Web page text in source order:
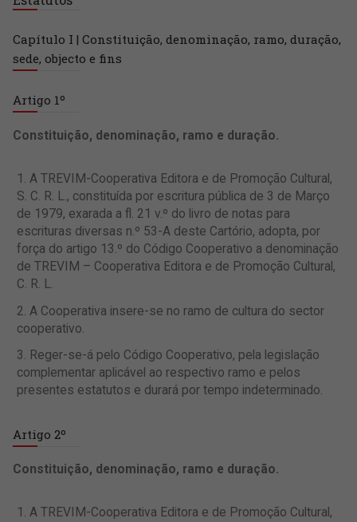
Capítulo I | Constituição, denominação, ramo, duração,
sede, objecto e fins
Artigo 1º
Constituição, denominação, ramo e duração.
A TREVIM-Cooperativa Editora e de Promoção Cultural,
S. C. R. L., constituída por escritura pública de 3 de Março
de 1979, exarada a fl. 21 v.º do livro de notas para
escrituras diversas n.º 53-A deste Cartório, adopta, por
força do artigo 13.º do Código Cooperativo a denominação
de TREVIM – Cooperativa Editora e de Promoção Cultural,
C. R. L.
A Cooperativa insere-se no ramo de cultura do sector
cooperativo.
Reger-se-á pelo Código Cooperativo, pela legislação
complementar aplicável ao respectivo ramo e pelos
presentes estatutos e durará por tempo indeterminado.
Artigo 2º
Constituição, denominação, ramo e duração.
A TREVIM-Cooperativa Editora e de Promoção Cultural,